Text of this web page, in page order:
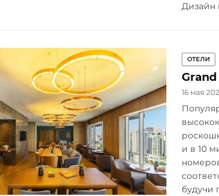
Дизайн
ОТЕЛИ
16 мая
и в 10
будучи